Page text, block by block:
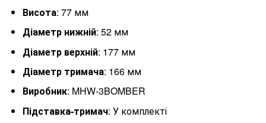
Висота: 77 мм
Діаметр нижній: 52 мм
Діаметр верхній: 177 мм
Діаметр тримача: 166 мм
Виробник: MHW-3BOMBER
Підставка-тримач: У комплекті